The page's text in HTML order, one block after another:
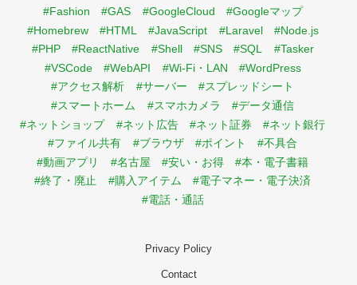
#Fashion
#GAS #GoogleCloud
#Googleマップ
#Homebrew
#HTML #JavaScript #Laravel
#Node.js
#PHP
#ReactNative #Shell #SNS #SQL
#Tasker
#VSCode
#WebAPI #Wi-Fi・LAN
#WordPress
#アクセス解析
#サーバー
#スプレッドシート
#スマートホーム
#スマホカメラ
#データ通信
#ネットショップ
#ネット広告 #ネット証券
#ネット銀行
#ファイル共有
#ブラウザ #ポイント
#不具合
#動画アプリ
#名古屋 #安い・お得
#本・電子書籍
#終了・廃止
#購入アイテム
#電子マネー・電子決済
#電話・通話
Privacy Policy
Contact